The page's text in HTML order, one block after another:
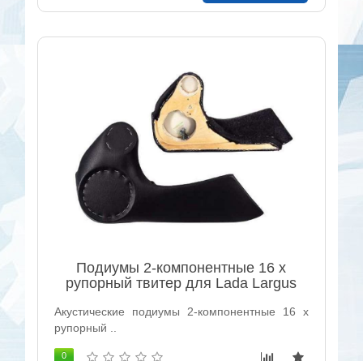
Подиумы 2-компонентные 16 x
рупорный твитер для Lada Largus
Акустические подиумы 2-компонентные 16 x
рупорный ..
0